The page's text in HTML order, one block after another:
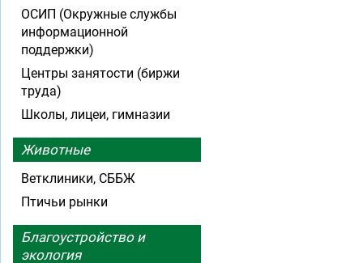
ОСИП (Окружные службы
информационной
поддержки)
Центры занятости (биржи
труда)
Школы, лицеи, гимназии
Животные
Ветклиники, СББЖ
Птичьи рынки
Благоустройство и
экология